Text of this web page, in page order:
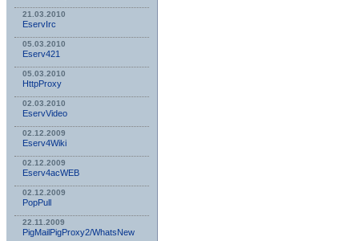
21.03.2010
EservIrc
05.03.2010
Eserv421
05.03.2010
HttpProxy
02.03.2010
EservVideo
02.12.2009
Eserv4Wiki
02.12.2009
Eserv4acWEB
02.12.2009
PopPull
22.11.2009
PigMailPigProxy2/WhatsNew